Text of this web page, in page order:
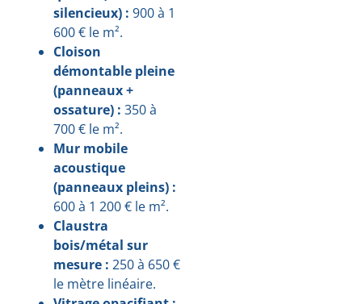
silencieux) : 900 à 1
600 € le m².
Cloison
démontable pleine
(panneaux +
ossature) : 350 à
700 € le m².
Mur mobile
acoustique
(panneaux pleins) :
600 à 1 200 € le m².
Claustra
bois/métal sur
mesure : 250 à 650 €
le mètre linéaire.